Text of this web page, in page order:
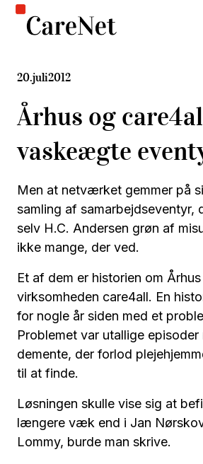
20.juli2012
Århus og
vaskeægte
Men at netværket gemmer på
samling af samarbejdseventyr,
selv H.C. Andersen grøn af
ikke mange, der ved.
Et af dem er historien om
virksomheden care4all. En
for nogle år siden med et
Problemet var utallige episoder
demente, der forlod
til at finde.
Løsningen skulle vise sig at
længere væk end i Jan
Lommy, burde man skrive.